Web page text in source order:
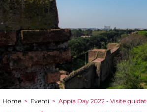
Home > Eventi > Appia Day 2022 - Visite